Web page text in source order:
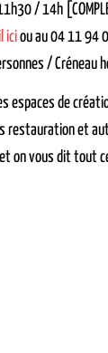
/ 14h
iciou au 04 11 94
/ Créneau
espaces de
restauration et
on vous dit tout